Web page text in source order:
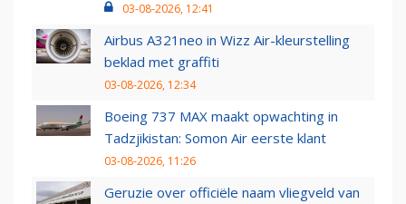
03-08-2026, 12:41
Airbus A321neo in Wizz Air-kleurstelling
beklad met graffiti
03-08-2026, 12:34
Boeing 737 MAX maakt opwachting in
Tadzjikistan: Somon Air eerste klant
03-08-2026, 11:26
Geruzie over officiële naam vliegveld van